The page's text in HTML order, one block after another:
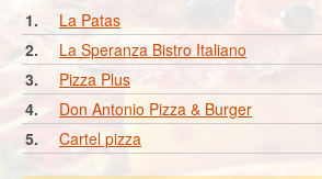
1. La Patas
2.
La Speranza Bistro Italiano
3.
Pizza Plus
4.
Don Antonio Pizza & Burger
5.
Cartel pizza